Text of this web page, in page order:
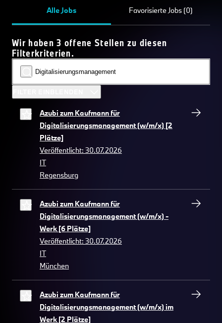
Alle Jobs Favorisierte Jobs (0)
Wir haben 3 offene Stellen zu diesen
Filterkriterien.
Azubi zum Kaufmann für
Digitalisierungsmanagement (w/m/x) [2
Plätze]
Veröffentlicht: 30.07.2026
IT
Regensburg
Azubi zum Kaufmann für
Digitalisierungsmanagement (w/m/x) -
Werk [6 Plätze]
Veröffentlicht: 30.07.2026
IT
München
Azubi zum Kaufmann für
Digitalisierungsmanagement (w/m/x) im
Werk [2 Plätze]